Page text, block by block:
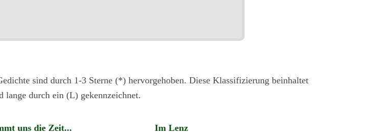
sind durch 1-3 Sterne (*) hervorgehoben. Diese Klassifizierung beinhaltet
durch ein (L) gekennzeichnet.
uns die Zeit... Im Lenz